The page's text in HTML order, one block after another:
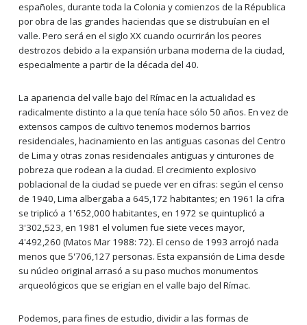
españoles, durante toda la Colonia y comienzos de la Républica
por obra de las grandes haciendas que se distrubuían en el
valle. Pero será en el siglo XX cuando ocurrirán los peores
destrozos debido a la expansión urbana moderna de la ciudad,
especialmente a partir de la década del 40.
La apariencia del valle bajo del Rímac en la actualidad es
radicalmente distinto a la que tenía hace sólo 50 años. En vez de
extensos campos de cultivo tenemos modernos barrios
residenciales, hacinamiento en las antiguas casonas del Centro
de Lima y otras zonas residenciales antiguas y cinturones de
pobreza que rodean a la ciudad. El crecimiento explosivo
poblacional de la ciudad se puede ver en cifras: según el censo
de 1940, Lima albergaba a 645,172 habitantes; en 1961 la cifra
se triplicó a 1'652,000 habitantes, en 1972 se quintuplicó a
3'302,523, en 1981 el volumen fue siete veces mayor,
4'492,260 (Matos Mar 1988: 72). El censo de 1993 arrojó nada
menos que 5'706,127 personas. Esta expansión de Lima desde
su núcleo original arrasó a su paso muchos monumentos
arqueológicos que se erigían en el valle bajo del Rímac.
Podemos, para fines de estudio, dividir a las formas de